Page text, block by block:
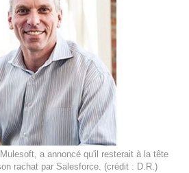
a annoncé qu'il resterait à la tête
rachat par Salesforce. (crédit : D.R.)